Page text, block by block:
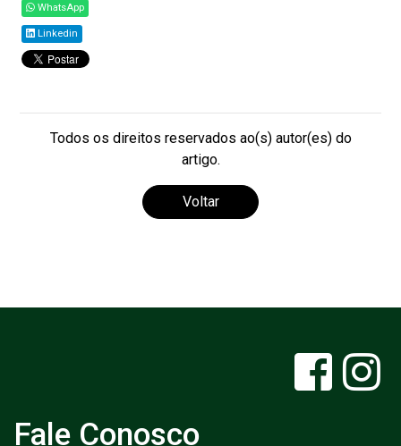
WhatsApp
Linkedin
Todos os direitos reservados ao(s) autor(es) do
artigo.
Voltar
Fale Conosco